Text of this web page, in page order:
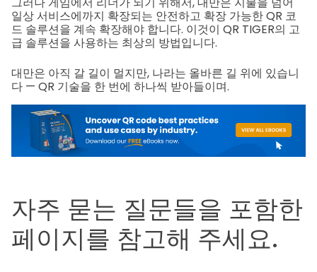
일상 서비스에까지 확장되는 안전하고 확장 가능한 QR 코
드 솔루션을 계속 확장해야 합니다. 이것이 QR TIGER의 고
급 솔루션을 사용하는 최상의 방법입니다.
대만은 아직 갈 길이 멀지만, 나라는 올바른 길 위에 있습니
다 — QR 기술을 한 번에 하나씩 받아들이며.
자주 묻는 질문들을 포함한
페이지를 참고해 주세요.